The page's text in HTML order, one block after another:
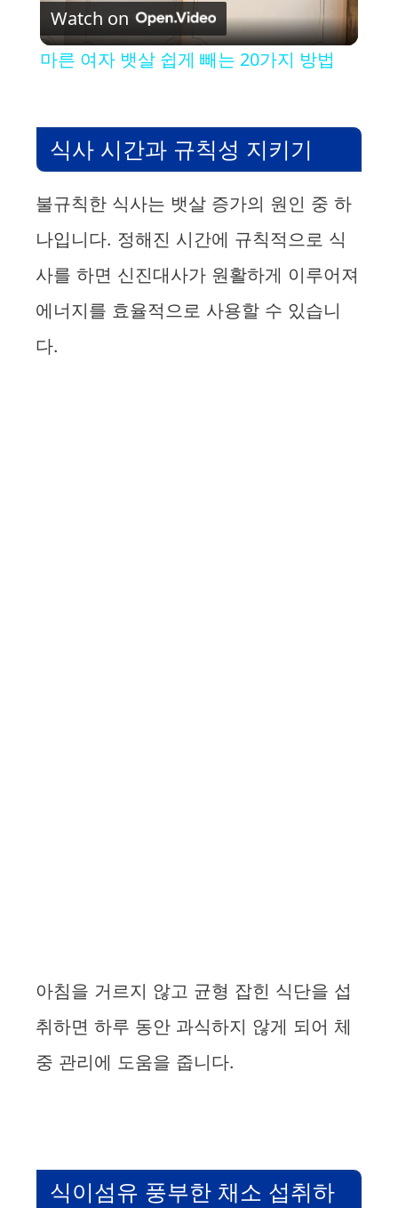
l
y
V
i
d
Watch on
마른 여자 뱃살 쉽게 빼는 20가지 방법
식사 시간과 규칙성 지키기
불규칙한 식사는 뱃살 증가의 원인 중 하
나입니다. 정해진 시간에 규칙적으로 식
사를 하면 신진대사가 원활하게 이루어져
에너지를 효율적으로 사용할 수 있습니
다.
아침을 거르지 않고 균형 잡힌 식단을 섭
취하면 하루 동안 과식하지 않게 되어 체
중 관리에 도움을 줍니다.
식이섬유 풍부한 채소 섭취하